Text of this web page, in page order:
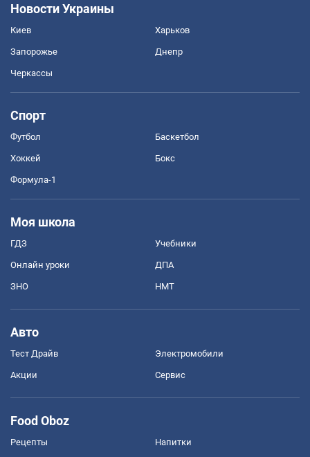
Новости Украины
Киев Харьков
Запорожье Днепр
Черкассы
Спорт
Футбол Баскетбол
Хоккей Бокс
Формула-1
Моя школа
ГДЗ Учебники
Онлайн уроки ДПА
ЗНО НМТ
Авто
Тест Драйв Электромобили
Акции Сервис
Food Oboz
Рецепты Напитки